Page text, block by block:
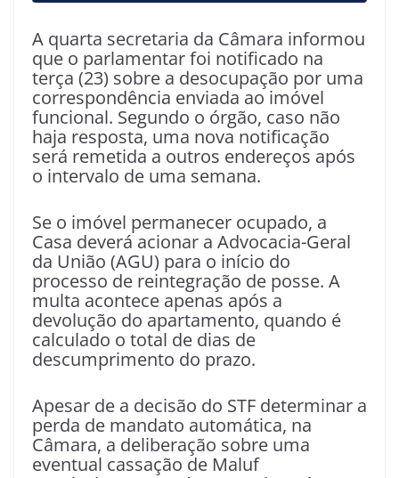
A quarta secretaria da Câmara informou
que o parlamentar foi notificado na
terça (23) sobre a desocupação por uma
correspondência enviada ao imóvel
funcional. Segundo o órgão, caso não
haja resposta, uma nova notificação
será remetida a outros endereços após
o intervalo de uma semana.
Se o imóvel permanecer ocupado, a
Casa deverá acionar a Advocacia-Geral
da União (AGU) para o início do
processo de reintegração de posse. A
multa acontece apenas após a
devolução do apartamento, quando é
calculado o total de dias de
descumprimento do prazo.
Apesar de a decisão do STF determinar a
perda de mandato automática, na
Câmara, a deliberação sobre uma
eventual cassação de Maluf